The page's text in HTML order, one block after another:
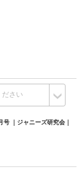
｜ジャニーズ研究会｜